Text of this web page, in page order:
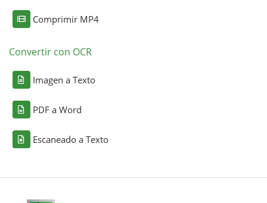
Comprimir MP4
Convertir con OCR
Imagen a Texto
PDF a Word
Escaneado a Texto